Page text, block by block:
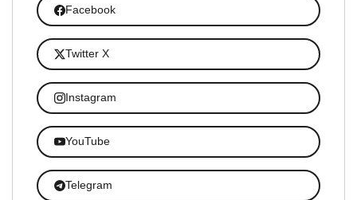
Facebook
Twitter X
Instagram
YouTube
Telegram